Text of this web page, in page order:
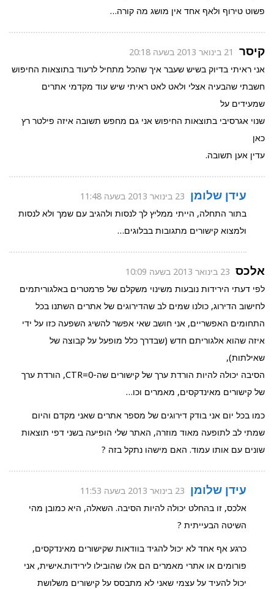
פשוט טירוף ולאף אחד אין מושג מה קורה…
קיסר
21 בינואר 2013 בשעה 20:18
אני ראיתי בדיוק בשיש שעבר איך שהכל מתחיל לרעוד בתוצאות החיפוש
חשבתי שהבעיה אצלי ולאט לאט ראיתי שיש עוד מקדמי אתרים
שמעידים על
שנוי אגרסיבי בתוצאות החיפוש אני גם מחפש תשובה איזה פילטר רץ
כאן
עדין אען תשובה.
עידן שלומן 23 בינואר 2013 בשעה 11:48
בתור התחלה, הייתי ממליץ לך לנסות ולהגיב עם שמך ולא לנסות
ולמצוא קישורים מתגובות בבלוגים…
אלכס 23 בינואר 2013 בשעה 10:09
לפי דעתי הירידות נובעות משינוי משקלם של פרמטרים באלגוריתמים
לחישוב הדירוג, כולנו שמים לב שהדירוגים של אתרים השתנו בכל
התחומים האפשריים, אני חושב שאי אפשר להשיג השפעה כזו על ידי
איזה שהוא אלגוריתם חדש (שבדרך כלל מופעל על קבוצה של
שאילתות),
הסיבה יכולה להיות הורדת ערך של קישורים שה-CTR=0, הורדת ערך
של קישורים מאינדקסים, מאמרים וכו…
כמו בכל יום אני בודק דירוגים של מספר אתרים שאני מקדם והיום
שמתי לב לתופעה מאוד מוזרה, האתר שלי הופיעה בשני דפי תוצאות
שונים עם אותו עמוד. האם מישהו נתקל בזה ?
עידן שלומן 23 בינואר 2013 בשעה 11:53
אלכס, זו בהחלט יכולה להיות הסיבה. השאלה, היא כמובן מהי
השיטה הבעייתית ?
כרגע אף אחד לא יכול להגיד בוודאות שקישורים מאינדקסים,
פורומים או אתרי מאמרים הם אלו שהובילו לירידות.אישית, אני
יכול להעיד על עצמי שאני לא מתבסס על קישורים משלושת